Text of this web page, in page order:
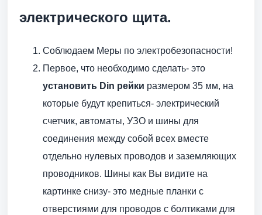
электрического щита.
Соблюдаем Меры по электробезопасности!
Первое, что необходимо сделать- это
установить Din рейки размером 35 мм, на
которые будут крепиться- электрический
счетчик, автоматы, УЗО и шины для
соединения между собой всех вместе
отдельно нулевых проводов и заземляющих
проводников. Шины как Вы видите на
картинке снизу- это медные планки с
отверстиями для проводов с болтиками для